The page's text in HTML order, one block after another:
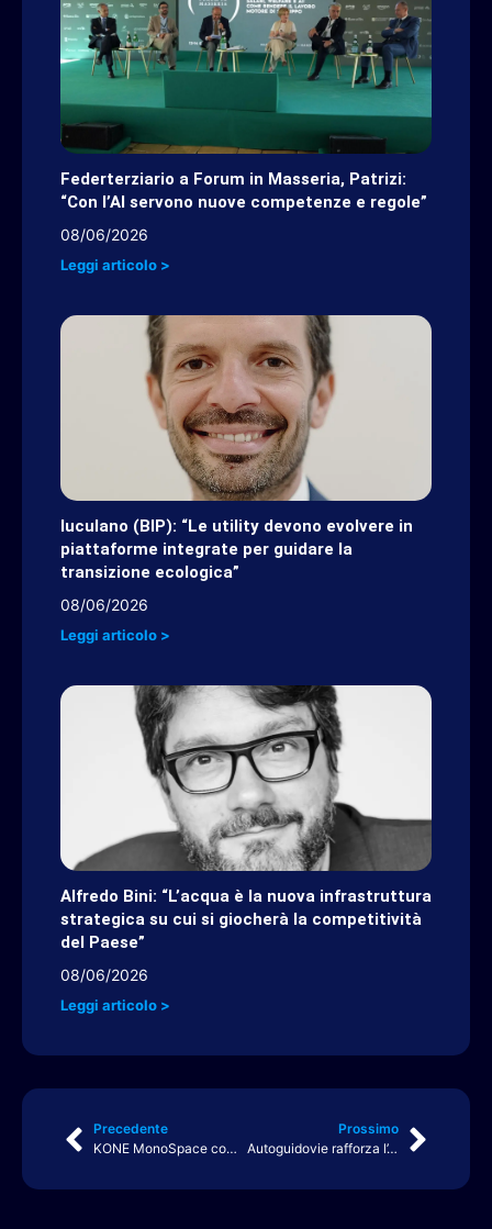
Federterziario a Forum in Masseria, Patrizi:
“Con l’AI servono nuove competenze e regole”
08/06/2026
Leggi articolo >
Iuculano (BIP): “Le utility devono evolvere in
piattaforme integrate per guidare la
transizione ecologica”
08/06/2026
Leggi articolo >
Alfredo Bini: “L’acqua è la nuova infrastruttura
strategica su cui si giocherà la competitività
del Paese”
08/06/2026
Leggi articolo >
Precedente
KONE MonoSpace compie 30 anni: un’innovazione che ha ridefinito il design degli ascensori
Prossimo
Autoguidovie rafforza l’Academy per formare in casa (e a costo zero) la propria squadra di autisti